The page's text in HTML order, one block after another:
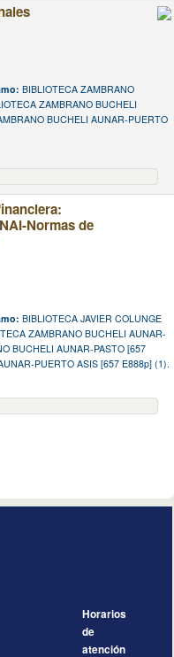
BIBLIOTECA ZAMBRANO
ZAMBRANO BUCHELI
BUCHELI AUNAR-PUERTO
Normas de
BIBLIOTECA JAVIER COLUNGE
ZAMBRANO BUCHELI AUNAR-
BUCHELI AUNAR-PASTO [657
PUERTO ASIS [657 E888p] (1).
Horarios
de
atención